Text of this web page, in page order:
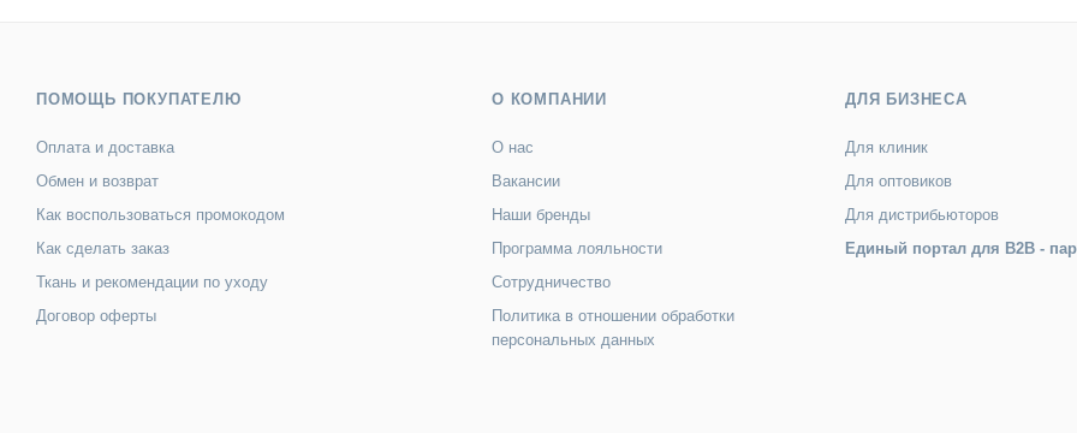
ПОМОЩЬ ПОКУПАТЕЛЮ
Оплата и доставка
Обмен и возврат
Как воспользоваться промокодом
Как сделать заказ
Ткань и рекомендации по уходу
Договор оферты
О КОМПАНИИ
О нас
Вакансии
Наши бренды
Программа лояльности
Сотрудничество
Политика в отношении обработки
персональных данных
ДЛЯ БИЗНЕСА
Для клиник
Для оптовиков
Для дистрибьюторов
Единый портал для B2B -